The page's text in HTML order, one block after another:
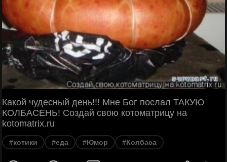
Какой чудесный день!!! Мне Бог послал ТАКУЮ
КОЛБАСЕНЬ! Создай свою котоматрицу на
kotomatrix.ru
#котики #еда #Юмор #Колбаса